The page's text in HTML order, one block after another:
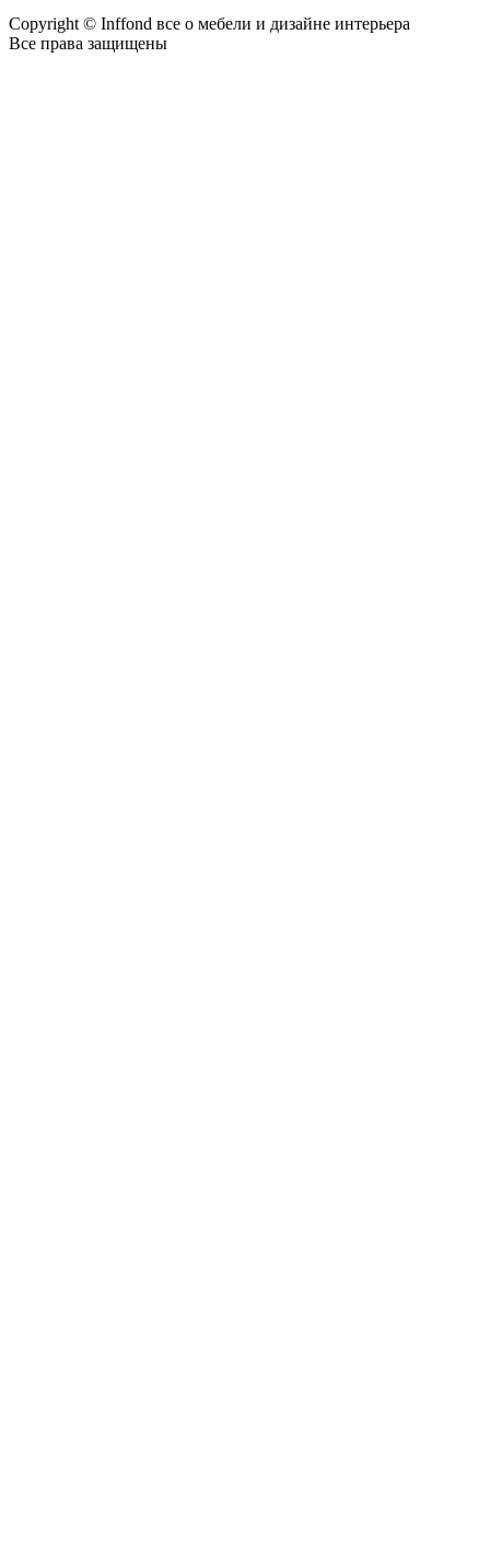
Copyright © Inffond все о мебели и дизайне интерьера
Все права защищены